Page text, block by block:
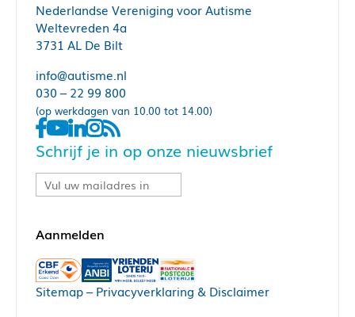
Nederlandse Vereniging voor Autisme
Weltevreden 4a
3731 AL De Bilt
info@autisme.nl
030 – 22 99 800
(op werkdagen van 10.00 tot 14.00)
Schrijf je in op onze nieuwsbrief
Sitemap– Privacyverklaring & Disclaimer